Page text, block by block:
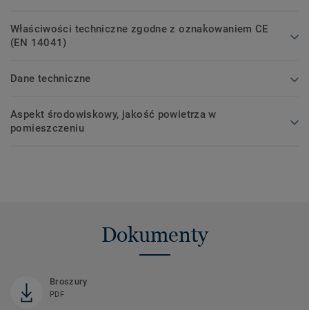
Właściwości techniczne zgodne z oznakowaniem CE
(EN 14041)
Dane techniczne
Aspekt środowiskowy, jakość powietrza w
pomieszczeniu
Dokumenty
Broszury
PDF